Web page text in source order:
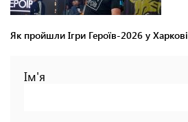
Як пройшли Ігри Героїв-2026 у Харкові
Ім'я